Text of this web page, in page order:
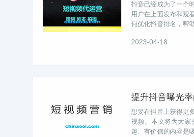
抖音已经成为了一个
用户在上面发布和观
何优化抖音排名，帮
2023-04-18
想要在抖音上获得更
视频。本文将为大家
趣、有价值的内容是